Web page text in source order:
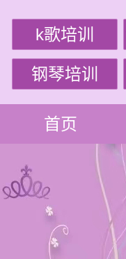
k歌培训
钢琴培训
首页